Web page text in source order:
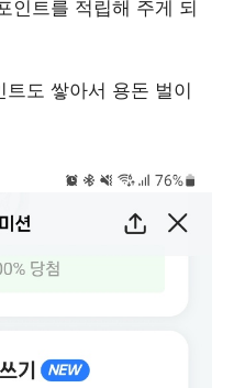
인트를 적립해 주게 되
도 쌓아서 용돈 벌이